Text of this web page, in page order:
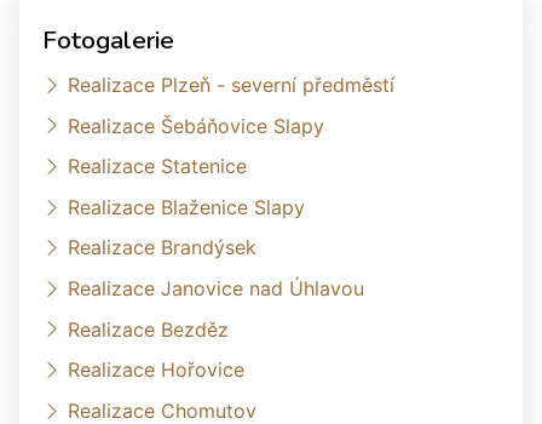
Fotogalerie
Realizace Plzeň - severní předměstí
Realizace Šebáňovice Slapy
Realizace Statenice
Realizace Blaženice Slapy
Realizace Brandýsek
Realizace Janovice nad Úhlavou
Realizace Bezděz
Realizace Hořovice
Realizace Chomutov